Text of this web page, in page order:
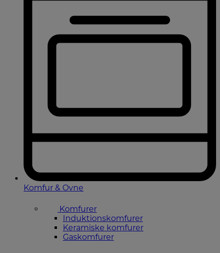
Komfur & Ovne
Komfurer
Induktionskomfurer
Keramiske komfurer
Gaskomfurer